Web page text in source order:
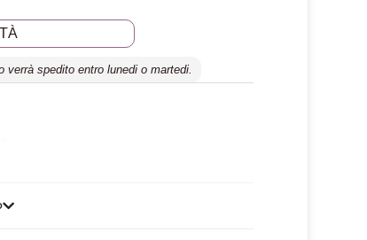
verrà spedito entro lunedi o martedi.